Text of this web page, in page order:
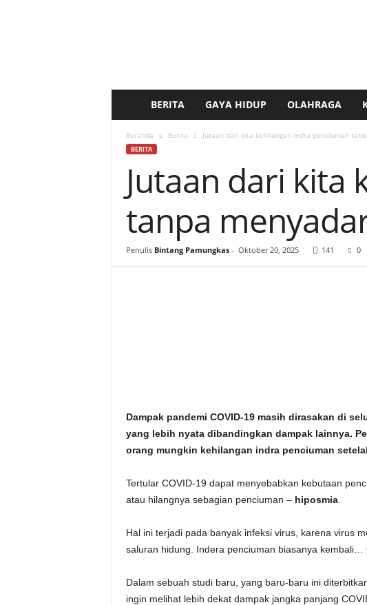
e
i
t
a
i
.
c
m
BERITA GAYA HIDUP OLAHRAGA
Beranda Berita Jutaan dari kita kehilangan indra penciuman
BERITA
Jutaan dari kita
tanpa
Penulis Bintang Pamungkas- Oktober 20, 2025 141 0
Dampak pandemi COVID-19 masih dirasakan di
yang lebih nyata dibandingkan dampak lainnya.
orang mungkin kehilangan indra penciuman
Tertular COVID-19 dapat menyebabkan kebutaan
atau hilangnya sebagian penciuman – hiposmia.
Hal ini terjadi pada banyak infeksi virus, karena virus
saluran hidung. Indera penciuman biasanya kembali…
Dalam sebuah studi baru, yang baru-baru ini
ingin melihat lebih dekat dampak jangka panjang